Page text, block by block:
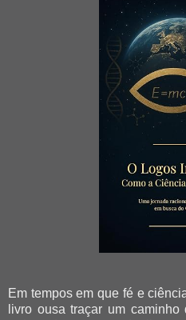
Em tempos em que fé e
livro ousa traçar um